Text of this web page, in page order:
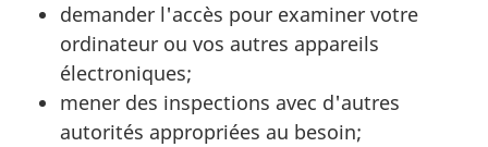
demander l'accès pour examiner votre
ordinateur ou vos autres appareils
électroniques;
mener des inspections avec d'autres
autorités appropriées au besoin;